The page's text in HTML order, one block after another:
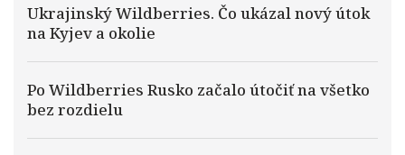
Ukrajinský Wildberries. Čo ukázal nový útok
na Kyjev a okolie
Po Wildberries Rusko začalo útočiť na všetko
bez rozdielu